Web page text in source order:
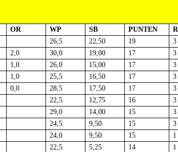
OR WP SB PUNTEN
26,5 22,50 19 3
2,0 30,0 19,00 17 3
1,0 26,0 15,00 17 3
1,0 25,5 16,50 17 3
0,0 28,5 17,50 17 3
22,5 12,75 16 3
29,0 14,00 15 3
24,5 9,50 15 3
24,0 9,50 15 1
22,5 5,25 14 1